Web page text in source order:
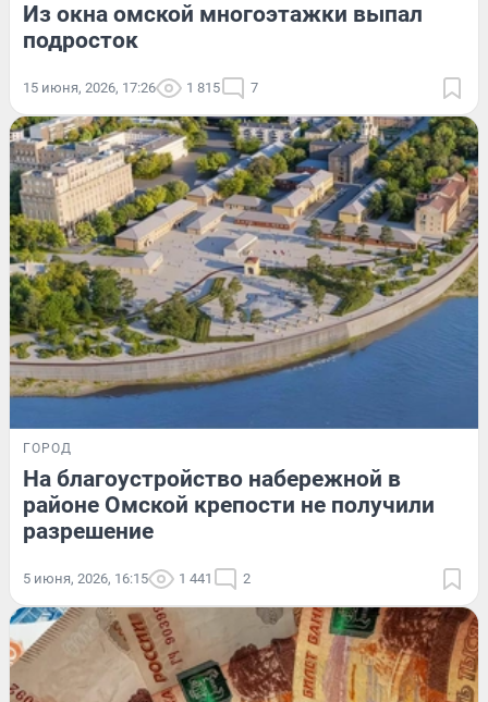
Из окна омской многоэтажки выпал
подросток
15 июня, 2026, 17:26 1 815 7
ГОРОД
На благоустройство набережной в
районе Омской крепости не получили
разрешение
5 июня, 2026, 16:15 1 441 2